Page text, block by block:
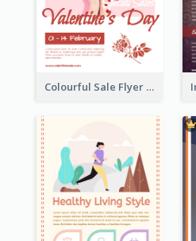
Colourful Sale Flyer Of Valentine Day With Photo